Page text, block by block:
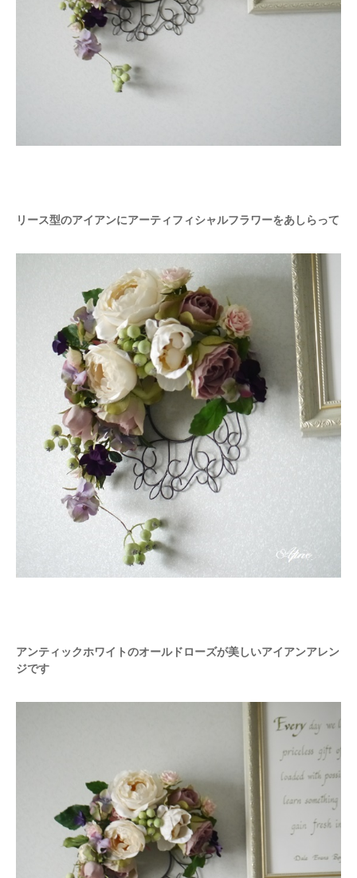
リース型のアイアンにアーティフィシャルフラワーをあしらって
アンティックホワイトのオールドローズが美しいアイアンアレン
ジです